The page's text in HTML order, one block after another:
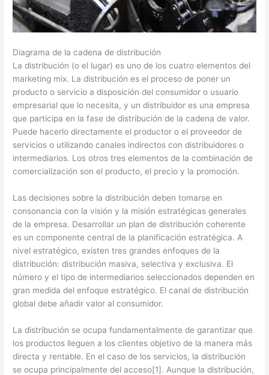
Diagrama de la cadena de distribución
La distribución (o el lugar) es uno de los cuatro elementos del
marketing mix. La distribución es el proceso de poner un
producto o servicio a disposición del consumidor o usuario
empresarial que lo necesita, y un distribuidor es una empresa
que participa en la fase de distribución de la cadena de valor.
Puede hacerlo directamente el productor o el proveedor de
servicios o utilizando canales indirectos con distribuidores o
intermediarios. Los otros tres elementos de la combinación de
comercialización son el producto, el precio y la promoción.
Las decisiones sobre la distribución deben tomarse en
consonancia con la visión y la misión estratégicas generales
de la empresa. Desarrollar un plan de distribución coherente
es un componente central de la planificación estratégica. A
nivel estratégico, existen tres grandes enfoques de la
distribución: distribución masiva, selectiva y exclusiva. El
número y el tipo de intermediarios seleccionados dependen en
gran medida del enfoque estratégico. El canal de distribución
global debe añadir valor al consumidor.
La distribución se ocupa fundamentalmente de garantizar que
los productos lleguen a los clientes objetivo de la manera más
directa y rentable. En el caso de los servicios, la distribución
se ocupa principalmente del acceso[1]. Aunque la distribución,